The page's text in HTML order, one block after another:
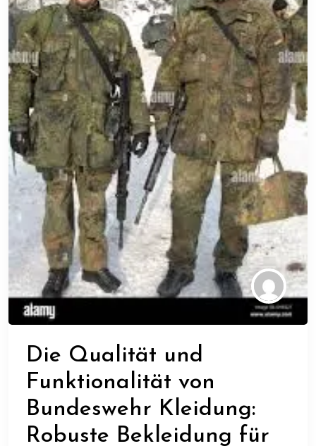
Die Qualität und
Funktionalität von
Bundeswehr Kleidung:
Robuste Bekleidung für